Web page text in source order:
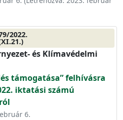
2022.
és Klímavédelmi
támogatása” felhívásra
iktatási számú
6.